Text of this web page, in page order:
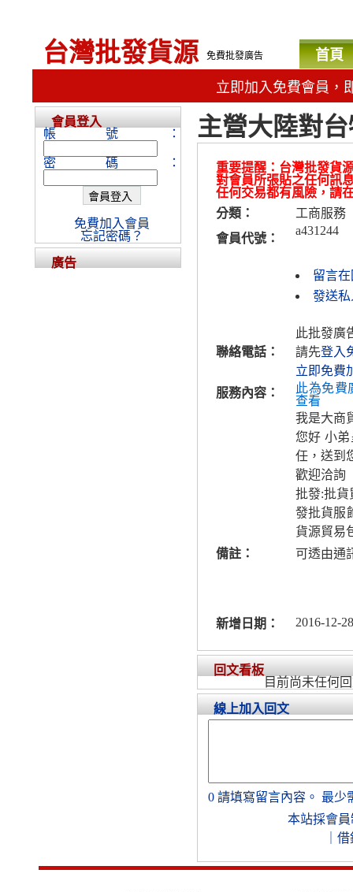
台灣批發貨源 免費批發廣告 首頁
立即加入免費會員，
主營大陸對
重要提醒：台灣批發貨
對會員所張貼之任何訊
任何交易都有風險，請
分類：
工商服務
會員代號：
a431244
留言
發送私
聯絡電話：
此批發廣
請先登入
立即免費
服務內容：
此為免費
查看
我是大商
您好 小
任，送到
歡迎洽詢
批發:批貨
發批貨服
貨源貿易
備註：
可透由通
新增日期： 2016-12-
回文看板
目前尚未任何
線上加入回文
0 請填寫留言內容。 最少
本站採會員
借
會員登入
帳號：
密碼：
免費加入會員
忘記密碼？
廣告